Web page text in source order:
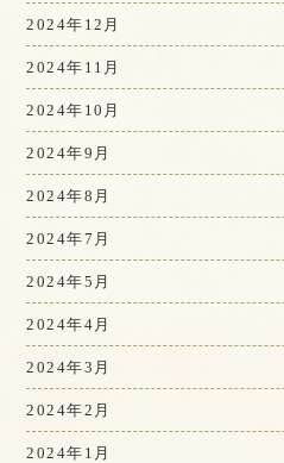
2024年12月
2024年11月
2024年10月
2024年9月
2024年8月
2024年7月
2024年5月
2024年4月
2024年3月
2024年2月
2024年1月